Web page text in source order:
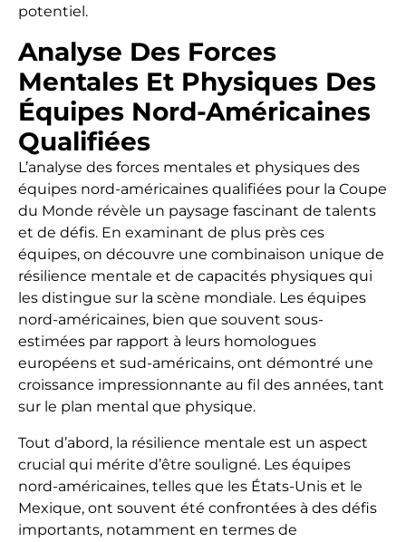
potentiel.
Analyse Des Forces
Mentales Et Physiques Des
Équipes Nord-Américaines
Qualifiées
L’analyse des forces mentales et physiques des
équipes nord-américaines qualifiées pour la Coupe
du Monde révèle un paysage fascinant de talents
et de défis. En examinant de plus près ces
équipes, on découvre une combinaison unique de
résilience mentale et de capacités physiques qui
les distingue sur la scène mondiale. Les équipes
nord-américaines, bien que souvent sous-
estimées par rapport à leurs homologues
européens et sud-américains, ont démontré une
croissance impressionnante au fil des années, tant
sur le plan mental que physique.
Tout d’abord, la résilience mentale est un aspect
crucial qui mérite d’être souligné. Les équipes
nord-américaines, telles que les États-Unis et le
Mexique, ont souvent été confrontées à des défis
importants, notamment en termes de